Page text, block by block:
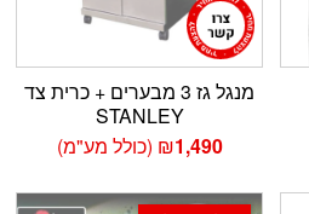
מנגל גז 3 מבערים + כרית צד
STANLEY
₪1,490 (כולל מע"מ)